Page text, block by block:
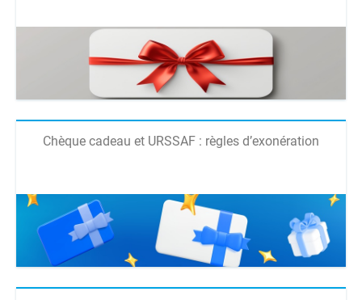
Chèque cadeau et URSSAF : règles d’exonération